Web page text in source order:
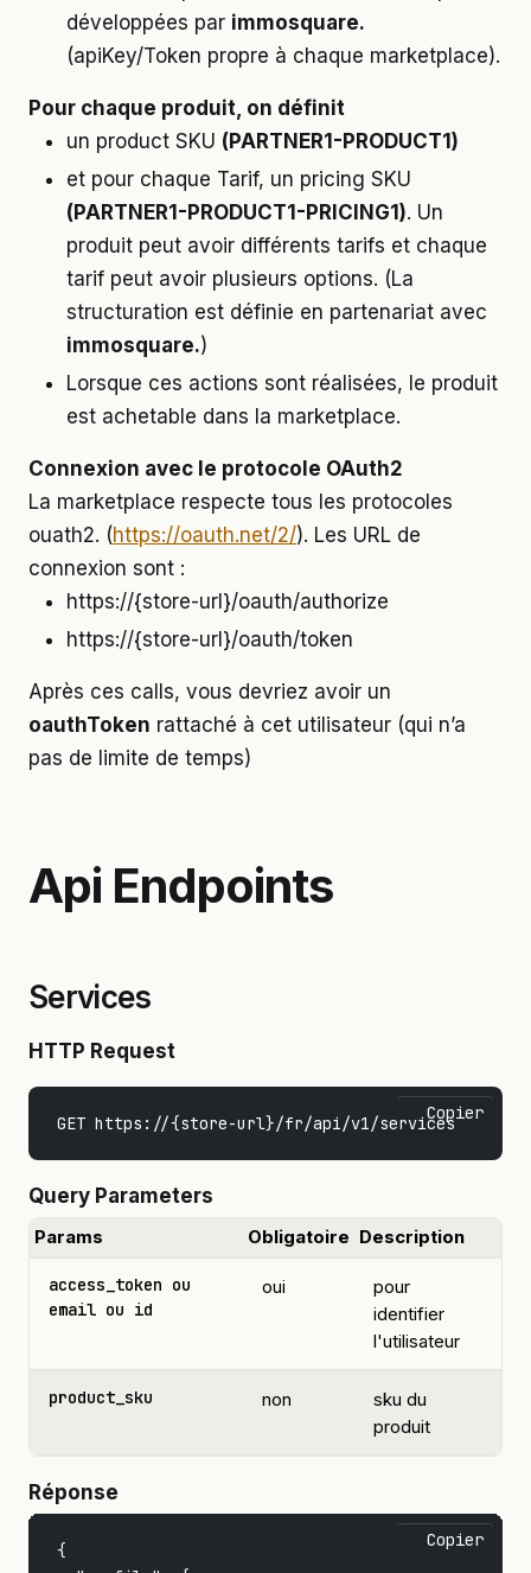
développées par immosquare.
(apiKey/Token propre à chaque marketplace).
Pour chaque produit, on définit
un product SKU (PARTNER1-PRODUCT1)
et pour chaque Tarif, un pricing SKU
(PARTNER1-PRODUCT1-PRICING1). Un
produit peut avoir différents tarifs et chaque
tarif peut avoir plusieurs options. (La
structuration est définie en partenariat avec
immosquare.)
Lorsque ces actions sont réalisées, le produit
est achetable dans la marketplace.
Connexion avec le protocole OAuth2
La marketplace respecte tous les protocoles
ouath2. (https://oauth.net/2/). Les URL de
connexion sont :
https://{store-url}/oauth/authorize
https://{store-url}/oauth/token
Après ces calls, vous devriez avoir un
oauthToken rattaché à cet utilisateur (qui n’a
pas de limite de temps)
Api Endpoints
Services
HTTP Request
Copier
Query Parameters
Params Obligatoire Description
access_token ou
email ou id
oui
pour
identifier
l'utilisateur
product_sku non
sku du
produit
Réponse
{
Copier